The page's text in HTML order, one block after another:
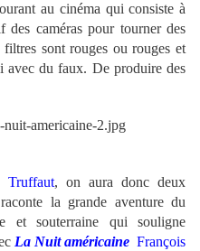
au cinéma qui consiste à
des caméras pour tourner des
sont rouges ou rouges et
du faux. De produire des
Truffaut, on aura donc deux
la grande aventure du
et souterraine qui souligne
La Nuit américaine François